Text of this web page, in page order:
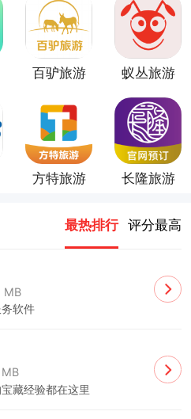
百驴旅游 蚁丛旅游
方特旅游
长隆旅游
最热排行 评分最高
MB
软件
藏经验都在这里